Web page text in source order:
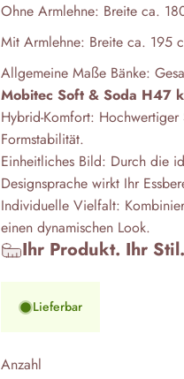
Ohne Armlehne: Breite ca.
Mit Armlehne: Breite ca. 195
Allgemeine Maße Bänke:
Mobitec Soft & Soda H47
Hybrid-Komfort:
Formstabilität.
Einheitliches Bild: Durch die
Designsprache wirkt Ihr
Individuelle Vielfalt:
einen dynamischen Look.
Ihr Produkt. Ihr
Lieferbar
Anzahl